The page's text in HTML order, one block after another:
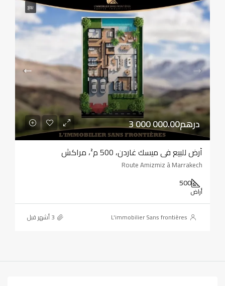
بيع
3 000 000.00درهم
أرض للبيع في ميسك غاردن، 500 م²، مراكش
Route Amizmiz à Marrakech
500
أراض
L'immobilier Sans frontières